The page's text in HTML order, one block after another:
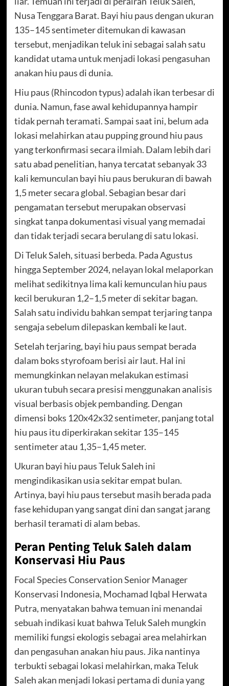
Nusa Tenggara Barat. Bayi hiu paus dengan ukuran
135–145 sentimeter ditemukan di kawasan
tersebut, menjadikan teluk ini sebagai salah satu
kandidat utama untuk menjadi lokasi pengasuhan
anakan hiu paus di dunia.
Hiu paus (Rhincodon typus) adalah ikan terbesar di
dunia. Namun, fase awal kehidupannya hampir
tidak pernah teramati. Sampai saat ini, belum ada
lokasi melahirkan atau pupping ground hiu paus
yang terkonfirmasi secara ilmiah. Dalam lebih dari
satu abad penelitian, hanya tercatat sebanyak 33
kali kemunculan bayi hiu paus berukuran di bawah
1,5 meter secara global. Sebagian besar dari
pengamatan tersebut merupakan observasi
singkat tanpa dokumentasi visual yang memadai
dan tidak terjadi secara berulang di satu lokasi.
Di Teluk Saleh, situasi berbeda. Pada Agustus
hingga September 2024, nelayan lokal melaporkan
melihat sedikitnya lima kali kemunculan hiu paus
kecil berukuran 1,2–1,5 meter di sekitar bagan.
Salah satu individu bahkan sempat terjaring tanpa
sengaja sebelum dilepaskan kembali ke laut.
Setelah terjaring, bayi hiu paus sempat berada
dalam boks styrofoam berisi air laut. Hal ini
memungkinkan nelayan melakukan estimasi
ukuran tubuh secara presisi menggunakan analisis
visual berbasis objek pembanding. Dengan
dimensi boks 120x42x32 sentimeter, panjang total
hiu paus itu diperkirakan sekitar 135–145
sentimeter atau 1,35–1,45 meter.
Ukuran bayi hiu paus Teluk Saleh ini
mengindikasikan usia sekitar empat bulan.
Artinya, bayi hiu paus tersebut masih berada pada
fase kehidupan yang sangat dini dan sangat jarang
berhasil teramati di alam bebas.
Peran Penting Teluk Saleh dalam
Konservasi Hiu Paus
Focal Species Conservation Senior Manager
Konservasi Indonesia, Mochamad Iqbal Herwata
Putra, menyatakan bahwa temuan ini menandai
sebuah indikasi kuat bahwa Teluk Saleh mungkin
memiliki fungsi ekologis sebagai area melahirkan
dan pengasuhan anakan hiu paus. Jika nantinya
terbukti sebagai lokasi melahirkan, maka Teluk
Saleh akan menjadi lokasi pertama di dunia yang